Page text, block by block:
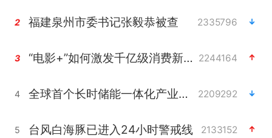
2 福建泉州市委书记张毅恭被查 2335796
3 “电影+”如何激发千亿级消费新活力？ 2244164
4 全球首个长时储能一体化产业园量产 2209292
5 台风白海豚已进入24小时警戒线 2133152